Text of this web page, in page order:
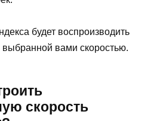
будет воспроизводить
выбранной вами скоростью.
скорость